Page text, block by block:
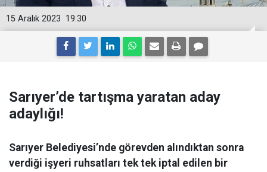
19:30
15 Aralık 2023
Sarıyer’de tartışma yaratan aday
adaylığı!
Sarıyer Belediyesi’nde görevden alındıktan sonra
verdiği işyeri ruhsatları tek tek iptal edilen bir